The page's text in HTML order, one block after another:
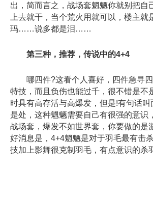
出，简而言之，战场套魍魉你就别把自
上去就干，当个荒火用就可以，楼主
玛……说多都是泪……
第三种，推荐，传说中的4+4
哪四件?这看个人喜好，四件急寻四
特技，而且负伤也能过千，很不错是不
时具有高存活与高爆发，但是!有句话
是处，这种魍魉需要自己有很强的意识
战场套，爆发不如世界套，你要做的是
好消息是，4+4魍魉是对于羽毛最有击
技加上影舞很克制羽毛，有点意识的杀